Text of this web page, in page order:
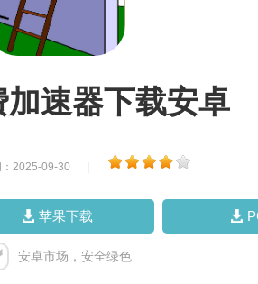
加速器下载安卓
：2025-09-30
苹果下载
安卓市场，安全绿色